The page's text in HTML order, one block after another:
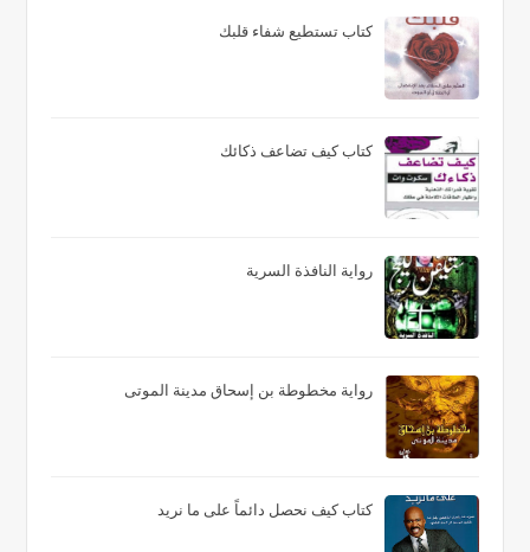
كتاب تستطيع شفاء قلبك
كتاب كيف تضاعف ذكائك
رواية النافذة السرية
رواية مخطوطة بن إسحاق مدينة الموتى
كتاب كيف نحصل دائماً على ما نريد